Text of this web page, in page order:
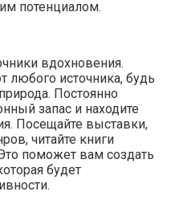
потенциалом.
вдохновения.
любого источника, будь
Постоянно
запас и находите
Посещайте выставки,
читайте книги
поможет вам создать
будет